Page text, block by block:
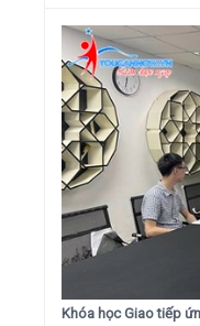
Khóa học Giao tiếp